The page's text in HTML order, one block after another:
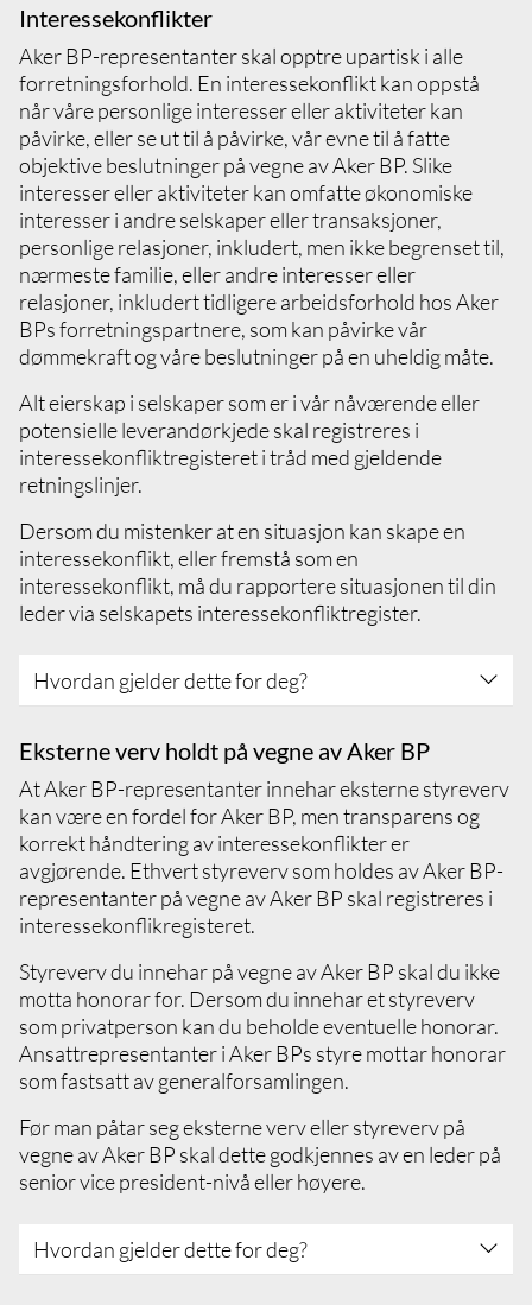
Sett deg inn i og forstå Security classification
of data and information specification
Du har taushetsplikt, som også gjelder etter
at arbeidsforholdet eller kontraktsforholdet
med Aker BP er avsluttet, og så lenge
informasjonen anses som sensitiv eller
konfidensiell
Sørg for konfidensiell behandling av alle
saker som kan gi tredjeparter adgang til
informasjon
Husk at Aker BP-informasjon tilhører Aker
BP. Respekter informasjonens
konfidensialitetsklassifisering og ikke del
informasjon uten eksplisitt tillatelse
Vurder hvordan, hvor og med hvem Aker BP-
relaterte saker diskuteres, særlig i
offentligheten og uformelle settinger
Ikke del Aker BP-informasjon i offentlige
telefonsamtaler eller andre samtaler på
offentlig sted
Sett korrekt sikkerhetsklassifisering på
informasjon du administrerer og håndter
Interessekonflikter
Aker BP-representanter skal opptre upartisk i alle
forretningsforhold. En interessekonflikt kan oppstå
når våre personlige interesser eller aktiviteter kan
påvirke, eller se ut til å påvirke, vår evne til å fatte
objektive beslutninger på vegne av Aker BP. Slike
interesser eller aktiviteter kan omfatte økonomiske
interesser i andre selskaper eller transaksjoner,
personlige relasjoner, inkludert, men ikke begrenset til,
nærmeste familie, eller andre interesser eller
relasjoner, inkludert tidligere arbeidsforhold hos Aker
BPs forretningspartnere, som kan påvirke vår
dømmekraft og våre beslutninger på en uheldig måte.
Alt eierskap i selskaper som er i vår nåværende eller
potensielle leverandørkjede skal registreres i
interessekonfliktregisteret i tråd med gjeldende
retningslinjer.
Dersom du mistenker at en situasjon kan skape en
interessekonflikt, eller fremstå som en
interessekonflikt, må du rapportere situasjonen til din
leder via selskapets interessekonfliktregister.
Hvordan gjelder dette for deg?
Sett deg inn i og forstå Aker BPs
retningslinjer for interessekonflikter
Ikke delta i transaksjoner eller prosjekter i
Aker BP som du, din partner, nære
familiemedlemmer eller andre personer du
eller ovennevnte personer har nære
relasjoner til eller økonomisk interesse i
Rapporter faktiske eller potensielle
interessekonflikter til din linjeleder via
interessekonfliktregisteret
Som leder må du sikre at alle som har
rapportert en faktisk eller potensiell
interessekonflikt skjermes fra aktiviteter,
beslutningstakingsprosesser forbundet med
den rapporterte interessekonflikten
Eksterne verv holdt på vegne av Aker BP
At Aker BP-representanter innehar eksterne styreverv
kan være en fordel for Aker BP, men transparens og
korrekt håndtering av interessekonflikter er
avgjørende. Ethvert styreverv som holdes av Aker BP-
representanter på vegne av Aker BP skal registreres i
interessekonflikregisteret.
Styreverv du innehar på vegne av Aker BP skal du ikke
motta honorar for. Dersom du innehar et styreverv
som privatperson kan du beholde eventuelle honorar.
Ansattrepresentanter i Aker BPs styre mottar honorar
som fastsatt av generalforsamlingen.
Før man påtar seg eksterne verv eller styreverv på
vegne av Aker BP skal dette godkjennes av en leder på
senior vice president-nivå eller høyere.
Hvordan gjelder dette for deg?